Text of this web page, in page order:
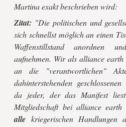
Martina exakt beschrieben wird:
Zitat: "Die politischen und
sich schnellst möglich an einen
Waffenstillstand anordnen
aufnehmen. Wir als alliance
an die "verantwortlichen"
dahinterstehenden
da jeder, der das Manifest
Mitgliedschaft bei alliance earth
alle kriegerischen Handlungen